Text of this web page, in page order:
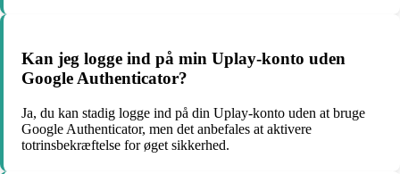
Kan jeg logge ind på min Uplay-konto uden
Google Authenticator?
Ja, du kan stadig logge ind på din Uplay-konto uden at bruge
Google Authenticator, men det anbefales at aktivere
totrinsbekræftelse for øget sikkerhed.